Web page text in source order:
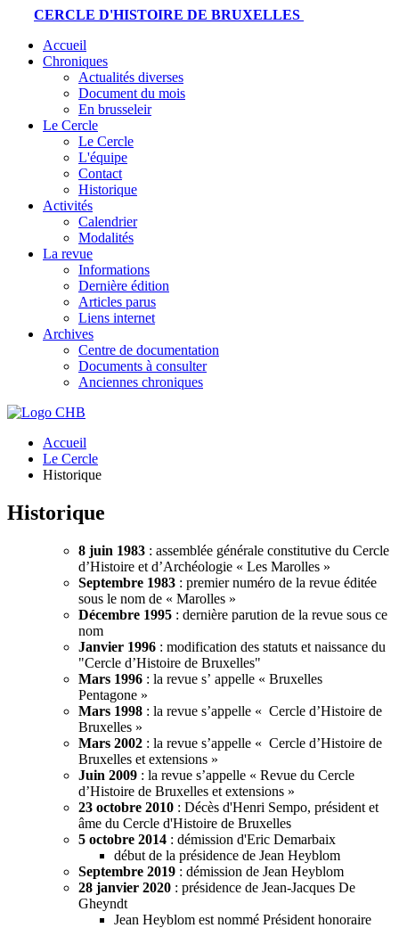
CERCLE D'HISTOIRE DE BRUXELLES
Accueil
Chroniques
Actualités diverses
Document du mois
En brusseleir
Le Cercle
Le Cercle
L'équipe
Contact
Historique
Activités
Calendrier
Modalités
La revue
Informations
Dernière édition
Articles parus
Liens internet
Archives
Centre de documentation
Documents à consulter
Anciennes chroniques
Accueil
Le Cercle
Historique
Historique
8 juin 1983 : assemblée générale constitutive du Cercle
d’Histoire et d’Archéologie « Les Marolles »
Septembre 1983 : premier numéro de la revue éditée
sous le nom de « Marolles »
Décembre 1995 : dernière parution de la revue sous ce
nom
Janvier 1996 : modification des statuts et naissance du
"Cercle d’Histoire de Bruxelles"
Mars 1996 : la revue s’ appelle « Bruxelles
Pentagone »
Mars 1998 : la revue s’appelle « Cercle d’Histoire de
Bruxelles »
Mars 2002 : la revue s’appelle « Cercle d’Histoire de
Bruxelles et extensions »
Juin 2009 : la revue s’appelle « Revue du Cercle
d’Histoire de Bruxelles et extensions »
23 octobre 2010 : Décès d'Henri Sempo, président et
âme du Cercle d'Histoire de Bruxelles
5 octobre 2014 : démission d'Eric Demarbaix
début de la présidence de Jean Heyblom
Septembre 2019 : démission de Jean Heyblom
28 janvier 2020 : présidence de Jean-Jacques De
Gheyndt
Jean Heyblom est nommé Président honoraire